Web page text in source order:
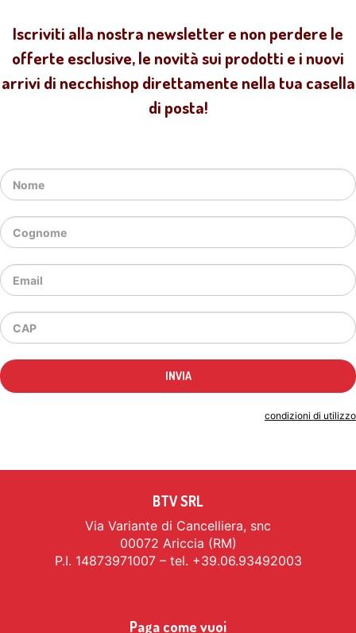
Iscriviti alla nostra newsletter e non perdere le
offerte esclusive, le novità sui prodotti e i nuovi
arrivi di necchishop direttamente nella tua casella
di posta!
condizioni di utilizzo
BTV SRL
Via Variante di Cancelliera, snc
00072 Ariccia (RM)
P.I. 14873971007 – tel. +39.06.93492003
Paga come vuoi